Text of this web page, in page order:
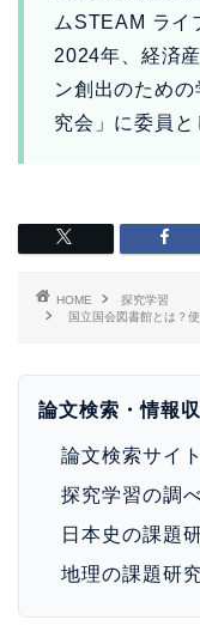
ムSTEAM ライ
2024年、経済
ン創出のため
究会」に委員と
HOME
探究学習
国立国会図書館とは？
論文検索・情報
論文検索サイ
探究学習の調
日本史の課題
地理の課題研